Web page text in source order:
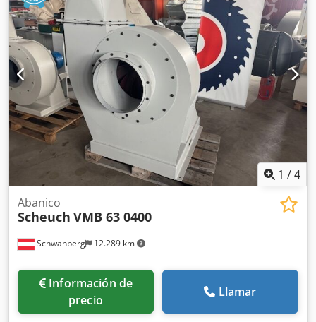
1 /4
Schwanberg 12.289 km
Abanico
Scheuch VMB 63 0400
Información de
precio
Llamar